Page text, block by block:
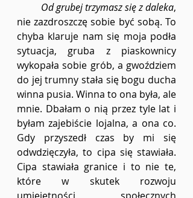
Od grubej trzymasz się z daleka,
nie zazdroszczę sobie być sobą. To
chyba klaruje nam się moja podła
sytuacja, gruba z piaskownicy
wykopała sobie grób, a gwoździem
do jej trumny stała się bogu ducha
winna pusia. Winna to ona była, ale
mnie. Dbałam o nią przez tyle lat i
byłam zajebiście lojalna, a ona co.
Gdy przyszedł czas by mi się
odwdzięczyła, to cipa się stawiała.
Cipa stawiała granice i to nie te,
które w skutek rozwoju